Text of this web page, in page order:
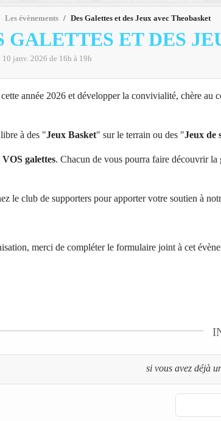
Les évènements Des Galettes et des Jeux avec Theobasket
GALETTES ET DES
10 janv. 2026 de 16h à 19h
année 2026 et développer la convivialité, chère
à des "Jeux Basket" sur le terrain ou des "Jeux de
galettes. Chacun de vous pourra faire découvrir
le club de supporters pour apporter votre soutien à
merci de compléter le formulaire joint à cet
si vous avez déjà